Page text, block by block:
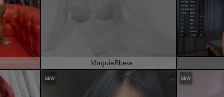
MaguieBbew